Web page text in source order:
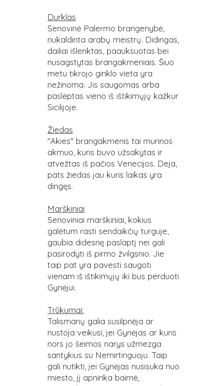
Durklas
Senovinė Palermo brangenybė,
nukaldinta arabų meistrų. Didingas,
dailiai išlenktas, paauksuotas bei
nusagstytas brangakmeniais. Šiuo
metu tikrojo ginklo vieta yra
nežinoma. Jis saugomas arba
paslėptas vieno iš ištikimųjų kažkur
Sicilijoje.
Žiedas
"Akies" brangakmenis tai murinos
akmuo, kuris buvo užsakytas ir
atvežtas iš pačios Venecijos. Deja,
pats žiedas jau kuris laikas yra
dingęs.
Marškiniai
Senoviniai marškiniai, kokius
galėtum rasti sendaikčių turguje,
gaubia didesnę paslaptį nei gali
pasirodyti iš pirmo žvilgsnio. Jie
taip pat yra pavesti saugoti
vienam iš ištikimųjų iki bus perduoti
Gynėjui.
Trūkumai:
Talismanų galia susilpnėja ar
nustoja veikusi, jei Gynėjas ar kuris
nors jo šeimos narys užmezga
santykius su Nemirtinguoju. Taip
gali nutikti, jei Gynėjas nusisuka nuo
miesto, jį apninka baimė,